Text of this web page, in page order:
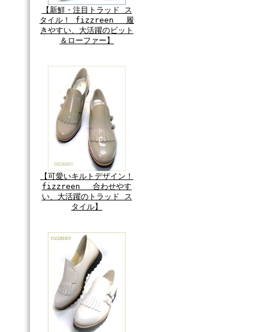
【新鮮・注目トラッド ス
タイル！ fizzreen 履
きやすい、大活躍のビット
＆ローファー】
【可愛いキルトデザイン！
fizzreen 合わせやす
い、大活躍のトラッド ス
タイル】